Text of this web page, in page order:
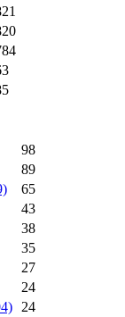
98
89
65
43
38
35
27
24
24